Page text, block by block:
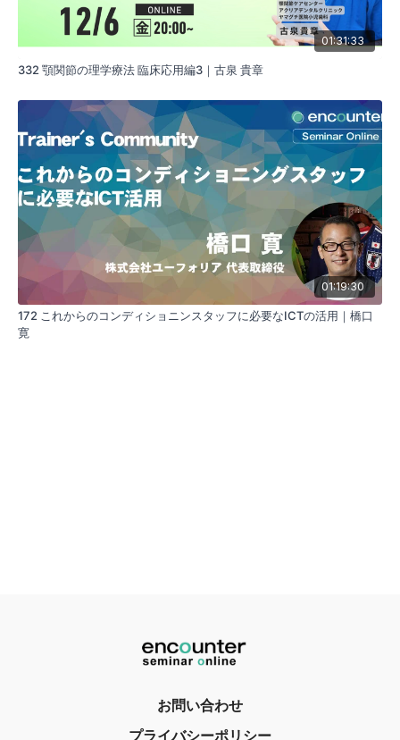
01:31:33
332 顎関節の理学療法 臨床応用編3｜古泉 貴章
01:19:30
172 これからのコンディショニンスタッフに必要なICTの活用｜橋口
寛
お問い合わせ
プライバシーポリシー